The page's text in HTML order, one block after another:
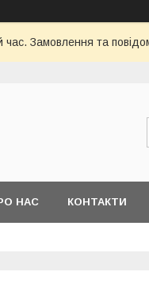
час. Замовлення та
НАС КОНТАКТИ